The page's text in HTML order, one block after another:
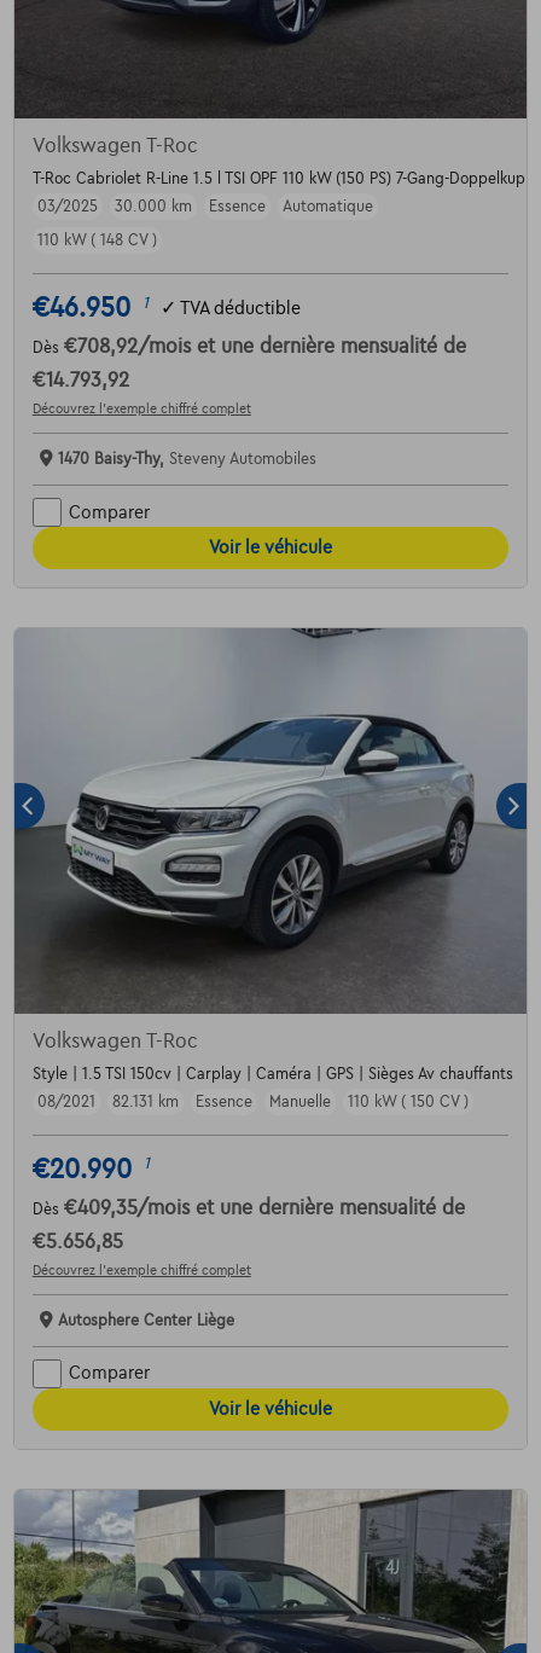
Volkswagen T-Roc
T-Roc Cabriolet R-Line 1.5 l TSI OPF 110 kW (150 PS) 7-Gang-
03/2025
30.000 km Essence
Automatique
110 kW ( 148 CV )
€46.950 1 ✓ TVA déductible
Dès €708,92/mois et une dernière mensualité de
€14.793,92
Découvrez l’exemple chiffré complet
1470 Baisy-Thy, Steveny Automobiles
Comparer
Voir le véhicule
Volkswagen T-Roc
Style | 1.5 TSI 150cv | Carplay | Caméra | GPS | Sièges Av chauffants
08/2021
82.131 km Essence Manuelle 110 kW ( 150 CV )
€20.990 1
Dès €409,35/mois et une dernière mensualité de
€5.656,85
Découvrez l’exemple chiffré complet
Autosphere Center Liège
Comparer
Voir le véhicule